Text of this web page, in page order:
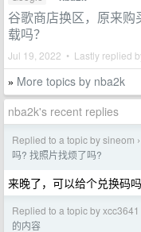
谷歌商店换区，原来
载吗？
Jul 19, 2022 • Lastly replied
» More topics by nba2k
nba2k's recent replies
Replied to a topic by sineom ›
吗? 找照片找烦了吗?
来晚了，可以给个兑换码吗
Replied to a topic by xcc3641
的内容